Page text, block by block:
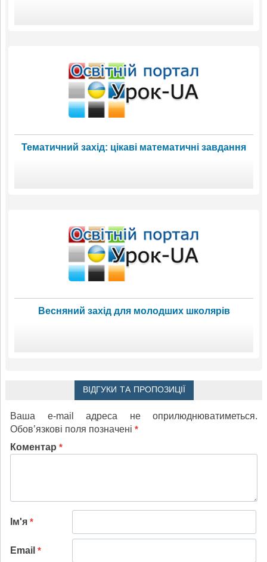
Тематичний захід: цікаві математичні завдання
Весняний захід для молодших школярів
ВІДГУКИ ТА ПРОПОЗИЦІЇ
Ваша e-mail адреса не оприлюднюватиметься.
Обов’язкові поля позначені *
Коментар *
Ім'я *
Email *